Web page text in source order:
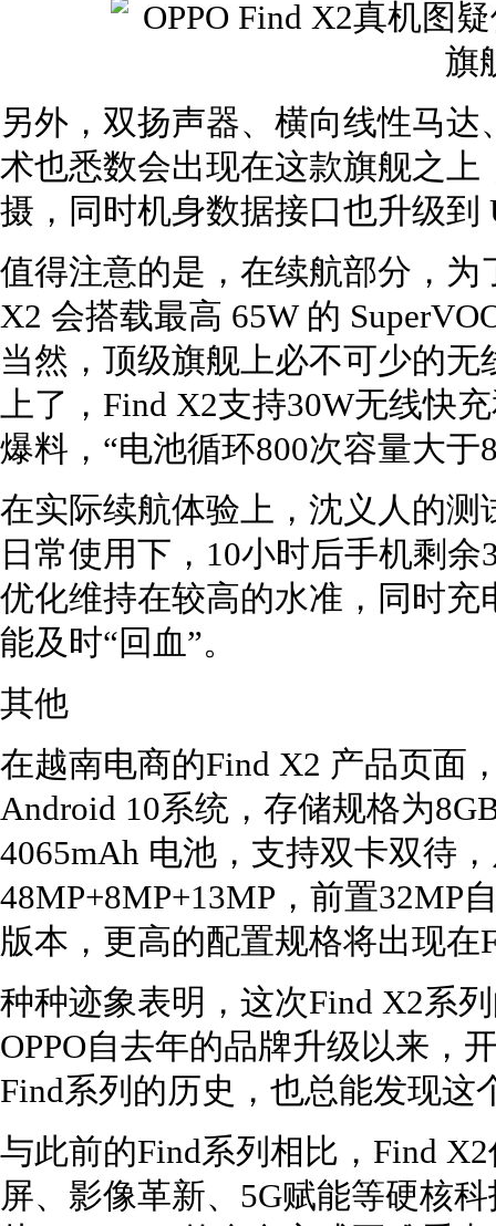
另外，双扬声器、横向线性马
术也悉数会出现在这款旗舰之
摄，同时机身数据接口也升级到
值得注意的是，在续航部分，为
X2 会搭载最高 65W 的
当然，顶级旗舰上必不可少的无
上了，Find X2支持30W无线快
爆料，“电池循环800次容量大于
在实际续航体验上，沈义人的测
日常使用下，10小时后手机剩
优化维持在较高的水准，同时
能及时“回血”。
其他
在越南电商的Find X2 产品页面
Android 10系统，存储规格为
4065mAh 电池，支持双卡双待
48MP+8MP+13MP，前置32MP
版本，更高的配置规格将出现在
种种迹象表明，这次Find X2系
OPPO自去年的品牌升级以来，
Find系列的历史，也总能发现这
与此前的Find系列相比，Find
屏、影像革新、5G赋能等硬核